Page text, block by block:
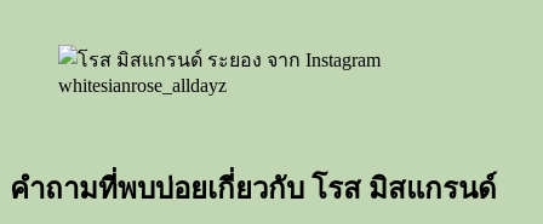
คำถามที่พบบ่อยเกี่ยวกับ โรส มิสแกรนด์